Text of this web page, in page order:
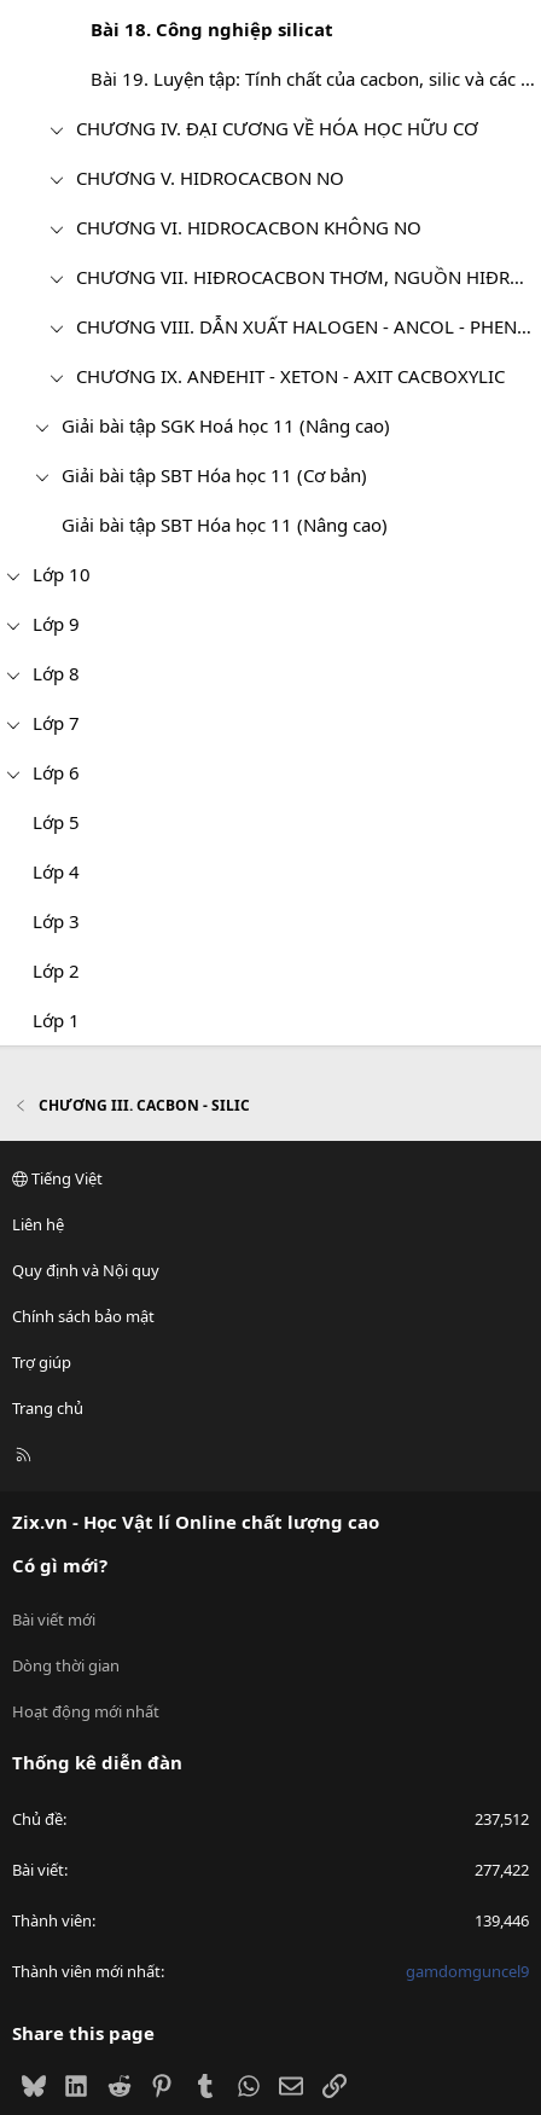
Bài 18. Công nghiệp silicat
Bài 19. Luyện tập: Tính chất của cacbon, silic và các hợp chất của chúng
CHƯƠNG IV. ĐẠI CƯƠNG VỀ HÓA HỌC HỮU CƠ
CHƯƠNG V. HIDROCACBON NO
CHƯƠNG VI. HIDROCACBON KHÔNG NO
CHƯƠNG VII. HIĐROCACBON THƠM, NGUỒN HIĐROCACBON THIÊN NHIÊN. HỆ THỐNG HÓA VỀ HIĐROCACBON
CHƯƠNG VIII. DẪN XUẤT HALOGEN - ANCOL - PHENOL
CHƯƠNG IX. ANĐEHIT - XETON - AXIT CACBOXYLIC
Giải bài tập SGK Hoá học 11 (Nâng cao)
Giải bài tập SBT Hóa học 11 (Cơ bản)
Giải bài tập SBT Hóa học 11 (Nâng cao)
Lớp 10
Lớp 9
Lớp 8
Lớp 7
Lớp 6
Lớp 5
Lớp 4
Lớp 3
Lớp 2
Lớp 1
CHƯƠNG III. CACBON - SILIC
Tiếng Việt
Liên hệ
Quy định và Nội quy
Chính sách bảo mật
Trợ giúp
Trang chủ
R
Zix.vn - Học Vật lí Online chất lượng cao
Có gì mới?
Bài viết mới
Dòng thời gian
Hoạt động mới nhất
Thống kê diễn đàn
Chủ đề 237,512
Bài viết 277,422
Thành viên 139,446
Thành viên mới nhất gamdomguncel9
Share this page
BlueskyLinkedIn
Reddit PinterestTumblrWhatsApp
EmailLink